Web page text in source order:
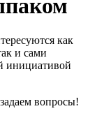
как
и сами
инициативой
вопросы!